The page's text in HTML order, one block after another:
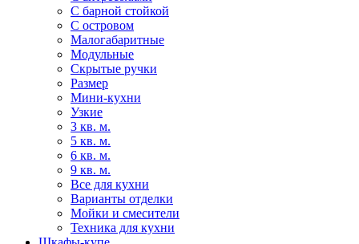
С барной стойкой
С островом
Малогабаритные
Модульные
Скрытые ручки
Размер
Мини-кухни
Узкие
3 кв. м.
5 кв. м.
6 кв. м.
9 кв. м.
Все для кухни
Варианты отделки
Мойки и смесители
Техника для кухни